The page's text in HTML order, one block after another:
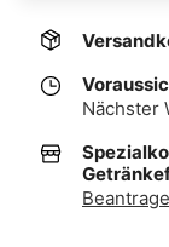
Nächster